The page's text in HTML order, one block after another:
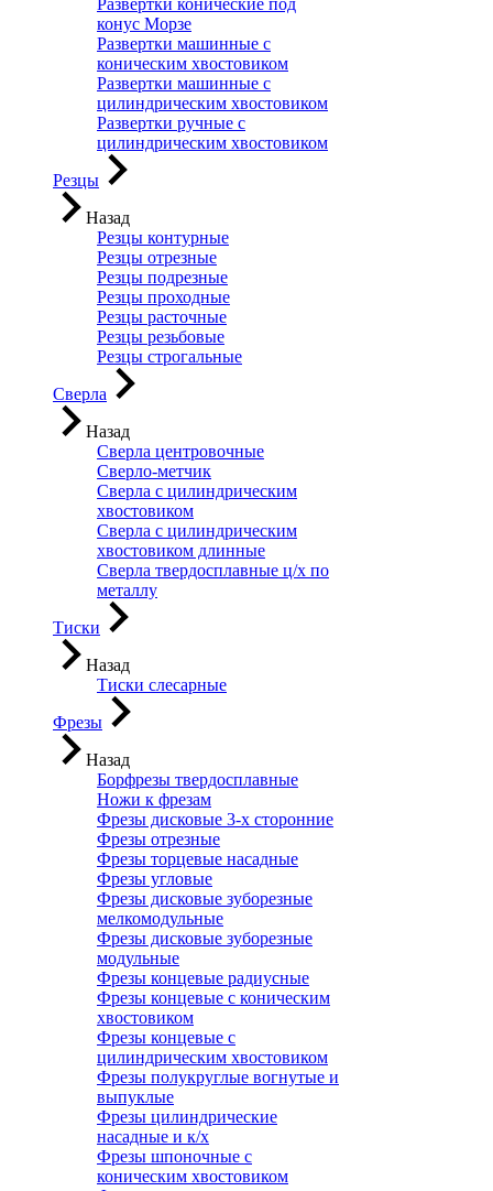
Развертки конические под
конус Морзе
Развертки машинные с
коническим хвостовиком
Развертки машинные с
цилиндрическим хвостовиком
Развертки ручные с
цилиндрическим хвостовиком
Резцы
Назад
Резцы контурные
Резцы отрезные
Резцы подрезные
Резцы проходные
Резцы расточные
Резцы резьбовые
Резцы строгальные
Сверла
Назад
Сверла центровочные
Сверло-метчик
Сверла с цилиндрическим
хвостовиком
Сверла с цилиндрическим
хвостовиком длинные
Сверла твердосплавные ц/х по
металлу
Тиски
Назад
Тиски слесарные
Фрезы
Назад
Борфрезы твердосплавные
Ножи к фрезам
Фрезы дисковые 3-х сторонние
Фрезы отрезные
Фрезы торцевые насадные
Фрезы угловые
Фрезы дисковые зуборезные
мелкомодульные
Фрезы дисковые зуборезные
модульные
Фрезы концевые радиусные
Фрезы концевые с коническим
хвостовиком
Фрезы концевые с
цилиндрическим хвостовиком
Фрезы полукруглые вогнутые и
выпуклые
Фрезы цилиндрические
насадные и к/х
Фрезы шпоночные с
коническим хвостовиком